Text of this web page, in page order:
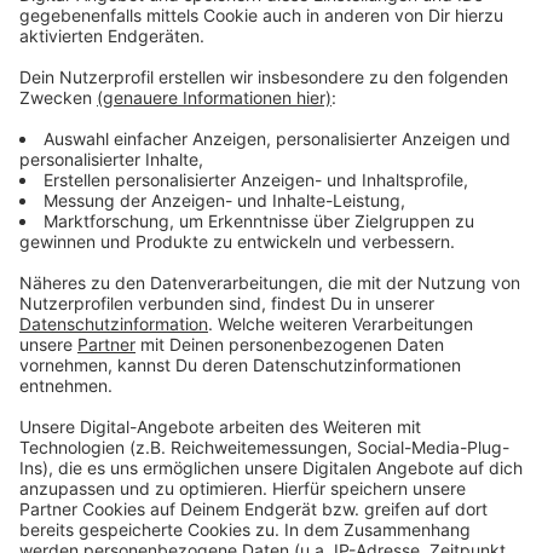
zehnte Titel für den Rekordmeister.
auch der zweite Bergische Bundesligist beim Final
zehnjähriges Jubiläum gefeiert. Die Badminton-
Bundesliga hat mit dem Endspiel in Wipperfürth ihre
50. Saison beendet.
Halbfinals:
BC Wipperfeld - SC Union Lüdinghausen 4:1
BC Bischmisheim - TV Refrath 4:1
Finale:
BC Wipperfeld - BC Bischmisheim 1:4
Anzeige